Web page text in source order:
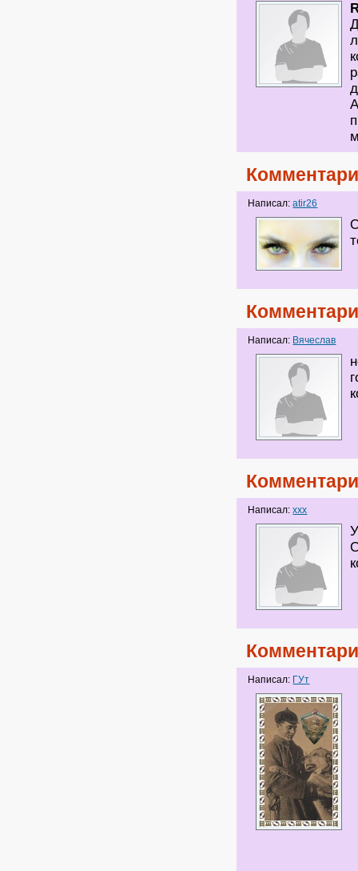
Написал:atir26
Написал: Вячеслав
Написал:xxx
Написал: ГУт